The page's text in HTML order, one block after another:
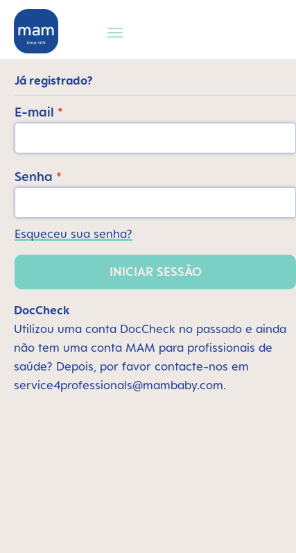
Já registrado?
E-mail *
Senha *
Esqueceu sua senha?
INICIAR SESSÃO
DocCheck
Utilizou uma conta DocCheck no passado e ainda
não tem uma conta MAM para profissionais de
saúde? Depois, por favor contacte-nos em
service4professionals@mambaby.com.